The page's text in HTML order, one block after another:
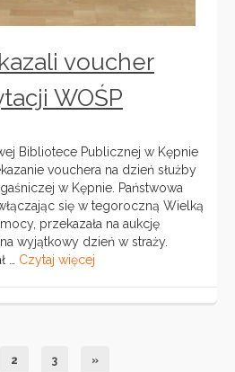
voucher
WOŚP
Bibliotece Publicznej w Kępnie
vouchera na dzień służby
w Kępnie. Państwowa
się w tegoroczną Wielką
przekazała na aukcję
wyjątkowy dzień w straży.
… Czytaj więcej
2 3 »